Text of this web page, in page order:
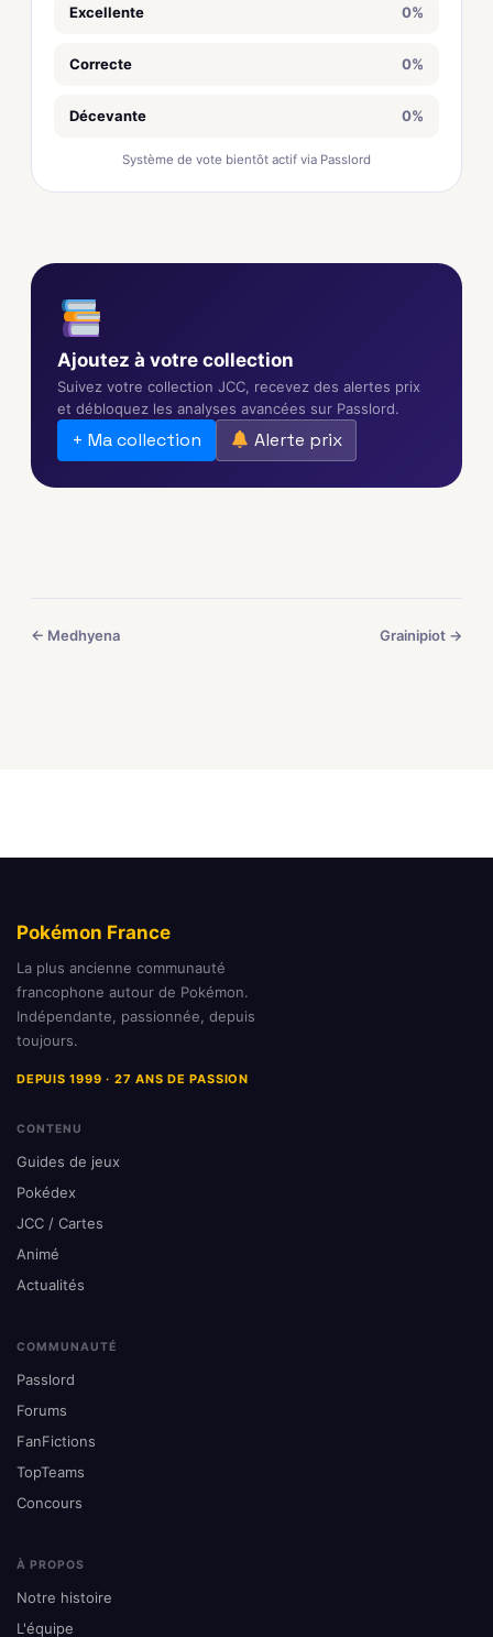
Excellente 0%
Correcte 0%
Décevante 0%
Système de vote bientôt actif via Passlord
Ajoutez à votre collection
Suivez votre collection JCC, recevez des alertes prix
et débloquez les analyses avancées sur Passlord.
+ Ma collection Alerte prix
← Medhyena Grainipiot →
Pokémon France
La plus ancienne communauté
francophone autour de Pokémon.
Indépendante, passionnée, depuis
toujours.
DEPUIS 1999 · 27 ANS DE PASSION
CONTENU
Guides de jeux
Pokédex
JCC / Cartes
Animé
Actualités
COMMUNAUTÉ
Passlord
Forums
FanFictions
TopTeams
Concours
À PROPOS
Notre histoire
L'équipe